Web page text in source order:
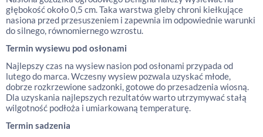
głębokość około 0,5 cm. Taka warstwa gleby chroni kiełkujące
nasiona przed przesuszeniem i zapewnia im odpowiednie warunki
do silnego, równomiernego wzrostu.
Termin wysiewu pod osłonami
Najlepszy czas na wysiew nasion pod osłonami przypada od
lutego do marca. Wczesny wysiew pozwala uzyskać młode,
dobrze rozkrzewione sadzonki, gotowe do przesadzenia wiosną.
Dla uzyskania najlepszych rezultatów warto utrzymywać stałą
wilgotność podłoża i umiarkowaną temperaturę.
Termin sadzenia